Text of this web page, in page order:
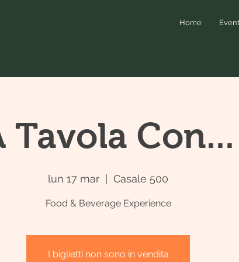
Home
Tavola Con...
lun 17 mar Casale 500
Food & Beverage Experience
I biglietti non sono in vendita